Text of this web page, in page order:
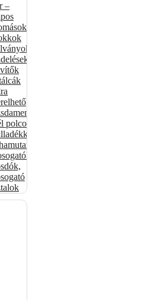
–
polcok